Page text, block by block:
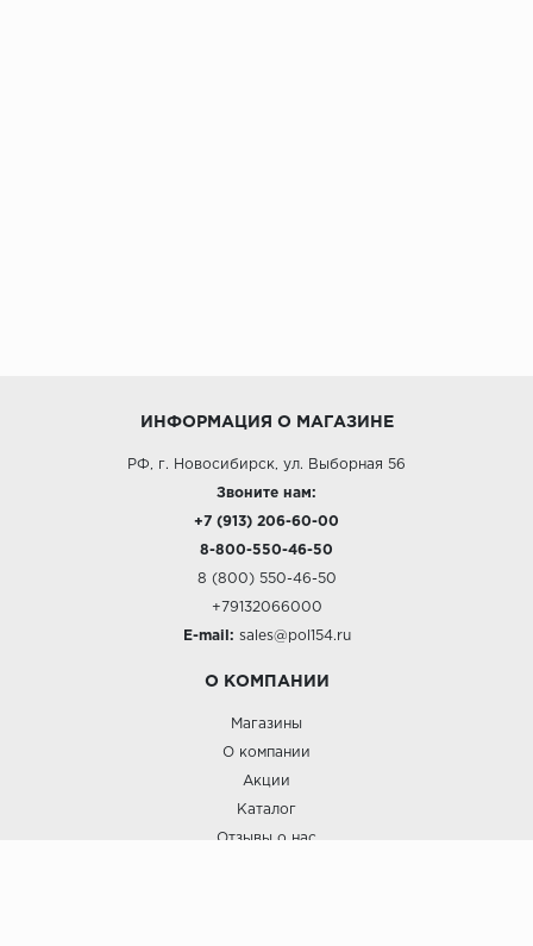
ИНФОРМАЦИЯ О МАГАЗИНЕ
РФ, г. Новосибирск, ул. Выборная 56
Звоните нам:
+7 (913) 206-60-00
8-800-550-46-50
8 (800) 550-46-50
+79132066000
E-mail: sales@pol154.ru
О КОМПАНИИ
Магазины
О компании
Акции
Каталог
Отзывы о нас